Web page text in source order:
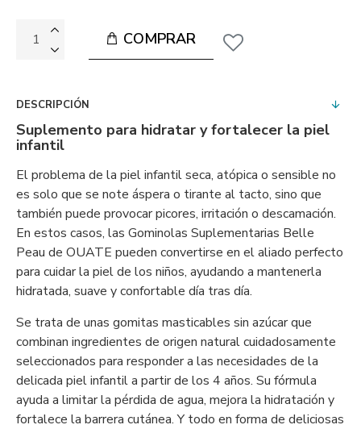
COMPRAR
DESCRIPCIÓN
Suplemento para hidratar y fortalecer la piel
infantil
El problema de la piel infantil seca, atópica o sensible no
es solo que se note áspera o tirante al tacto, sino que
también puede provocar picores, irritación o descamación.
En estos casos, las Gominolas Suplementarias Belle
Peau de OUATE pueden convertirse en el aliado perfecto
para cuidar la piel de los niños, ayudando a mantenerla
hidratada, suave y confortable día tras día.
Se trata de unas gomitas masticables sin azúcar que
combinan ingredientes de origen natural cuidadosamente
seleccionados para responder a las necesidades de la
delicada piel infantil a partir de los 4 años. Su fórmula
ayuda a limitar la pérdida de agua, mejora la hidratación y
fortalece la barrera cutánea. Y todo en forma de deliciosas